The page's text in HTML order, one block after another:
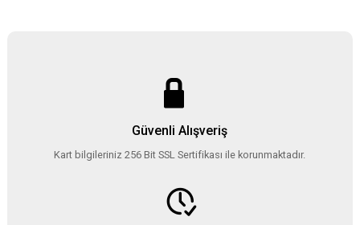
Güvenli Alışveriş
Kart bilgileriniz 256 Bit SSL Sertifikası ile korunmaktadır.